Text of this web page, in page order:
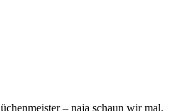
– naja schaun wir mal.